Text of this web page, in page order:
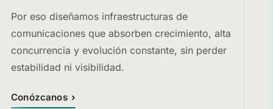
Por eso diseñamos infraestructuras de
comunicaciones que absorben crecimiento, alta
concurrencia y evolución constante, sin perder
estabilidad ni visibilidad.
Conózcanos